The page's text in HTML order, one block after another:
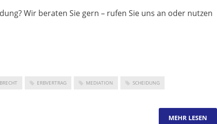
Wir beraten Sie gern – rufen Sie uns an oder nutzen
ERBVERTRAG MEDIATION SCHEIDUNG
MEHR LESEN